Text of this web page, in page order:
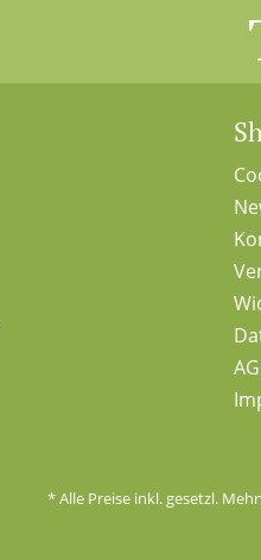
* Alle Preise inkl. gesetzl.